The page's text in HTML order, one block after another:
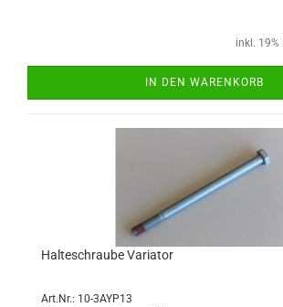
inkl. 19%
IN DEN WARENKORB
Halteschraube Variator
Art.Nr.: 10-3AYP13